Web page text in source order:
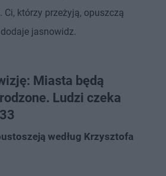
Ci, którzy przeżyją, opuszczą
jasnowidz.
Miasta będą
Ludzi czeka
według Krzysztofa